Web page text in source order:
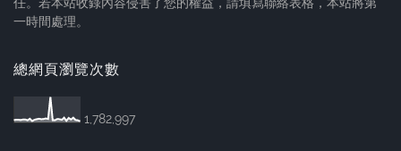
一時間處理。
總網頁瀏覽次數
1,782,997